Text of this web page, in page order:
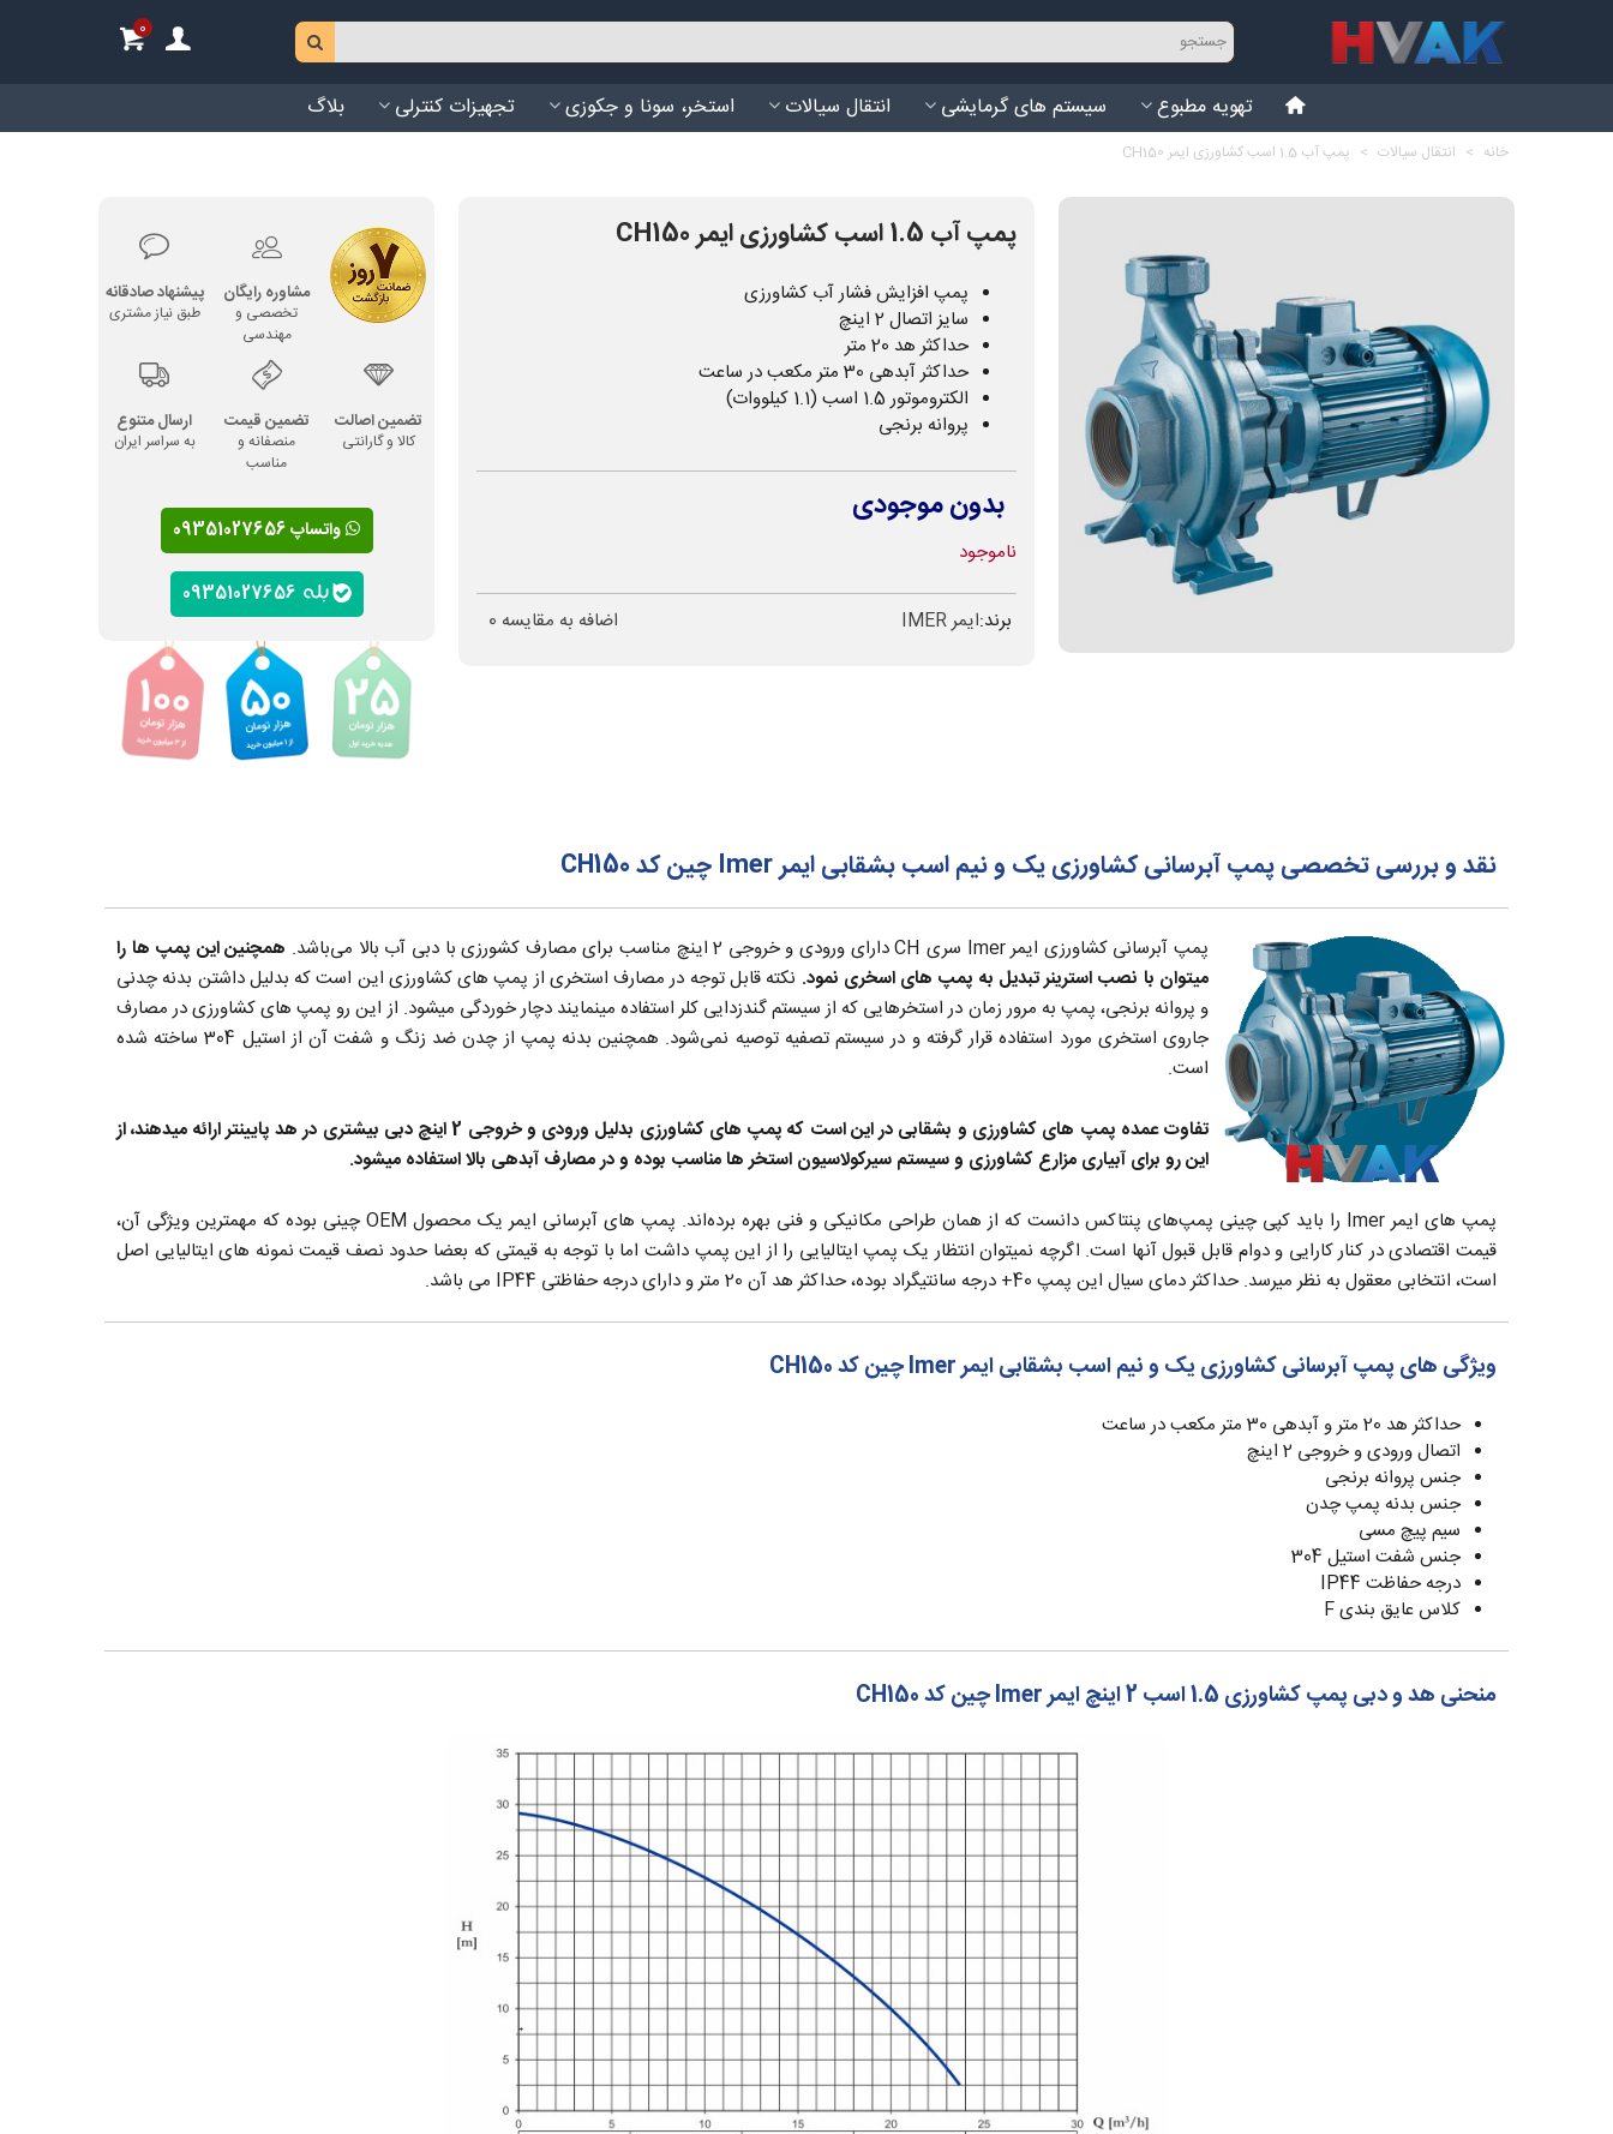
0
تهویه مطبوع سیستم های گرمایشی انتقال سیالات استخر، سونا و جکوزی تجهیزات کنترلی بلاگ
خانه > انتقال سیالات > پمپ آب 1.5 اسب کشاورزی ایمر CH150
پمپ آب 1.5 اسب کشاورزی ایمر CH150
پمپ افزایش فشار آب کشاورزی
سایز اتصال 2 اینچ
حداکثر هد 20 متر
حداکثر آبدهی 30 متر مکعب در ساعت
الکتروموتور 1.5 اسب (1.1 کیلووات)
پروانه برنجی
بدون موجودی
ناموجود
برند:ایمر IMER اضافه به مقایسه 0
مشاوره رایگان
تخصصی و
مهندسی
پیشنهاد صادقانه
طبق نیاز مشتری
تضمین اصالت
کالا و گارانتی
تضمین قیمت
منصفانه و
مناسب
ارسال متنوع
به سراسر ایران
واتساپ 09351027656
نقد و بررسی تخصصی پمپ آبرسانی کشاورزی یک و نیم اسب بشقابی ایمر Imer چین کد CH150
پمپ آبرسانی کشاورزی ایمر Imer سری CH دارای ورودی و خروجی 2 اینچ مناسب برای مصارف کشورزی با دبی آب بالا می‌باشد.
همچنین این پمپ ها را
میتوان با نصب استرینر تبدیل به پمپ های اسخری نمود. نکته قابل توجه در مصارف استخری از پمپ های کشاورزی این است که بدلیل داشتن بدنه چدنی
و پروانه برنجی، پمپ به مرور زمان در استخرهایی که از سیستم گندزدایی کلر استفاده مینمایند دچار خوردگی میشود. از این رو پمپ های کشاورزی در مصارف
جاروی استخری مورد استفاده قرار گرفته و در سیستم تصفیه توصیه نمی‌شود. همچنین بدنه پمپ از چدن ضد زنگ و شفت آن از استیل 304 ساخته شده
است.
تفاوت عمده پمپ های کشاورزی و بشقابی در این است که پمپ های کشاورزی بدلیل ورودی و خروجی 2 اینچ دبی بیشتری در هد پایینتر
ارائه میدهند، از
این رو برای آبیاری مزارع کشاورزی و سیستم سیرکولاسیون استخر ها مناسب بوده و در مصارف آبدهی بالا استفاده میشود.
پمپ های ایمر Imer را باید کپی چینی پمپ‌های پنتاکس دانست که از همان طراحی مکانیکی و فنی بهره برده‌اند. پمپ های آبرسانی ایمر یک محصول OEM چینی بوده که مهمترین ویژگی آن،
قیمت اقتصادی در کنار کارایی و دوام قابل قبول آنها است. اگرچه نمیتوان انتظار یک پمپ ایتالیایی را از این پمپ داشت اما با توجه به قیمتی که بعضا حدود نصف قیمت نمونه های ایتالیایی اصل
است، انتخابی معقول به نظر میرسد. حداکثر دمای سیال این پمپ 40+ درجه سانتیگراد بوده، حداکثر هد آن 20 متر و دارای درجه حفاظتی IP44 می باشد.
ویژگی های پمپ آبرسانی کشاورزی یک و نیم اسب بشقابی ایمر Imer چین کد CH150
حداکثر هد 20 متر و آبدهی 30 متر مکعب در ساعت
اتصال ورودی و خروجی 2 اینچ
جنس پروانه برنجی
جنس بدنه پمپ چدن
سیم پیچ مسی
جنس شفت استیل 304
درجه حفاظت IP44
کلاس عایق بندی F
منحنی هد و دبی پمپ کشاورزی 1.5 اسب 2 اینچ ایمر Imer چین کد CH150